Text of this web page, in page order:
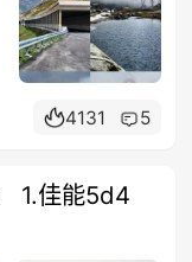
4131 5
1.佳能5d4